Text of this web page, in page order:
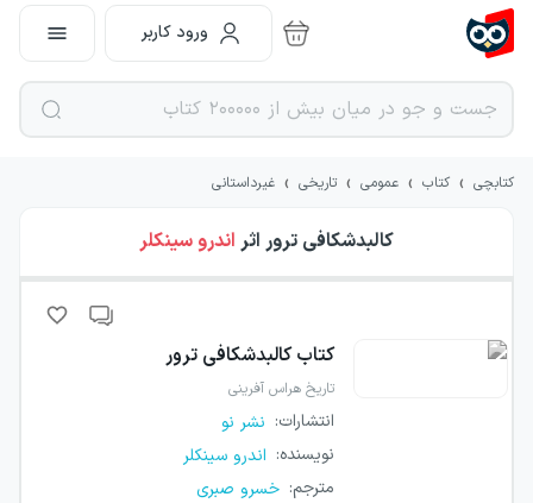
ورود کاربر
کتابچی › کتاب › عمومی › تاریخی › غیرداستانی
کالبدشکافی ترور اثر اندرو سینکلر
کتاب کالبدشکافی ترور
تاریخ هراس آفرینی
انتشارات: نشر نو
نویسنده: اندرو سینکلر
مترجم: خسرو صبری